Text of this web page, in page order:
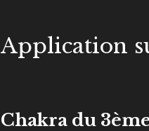
Application
Chakra du